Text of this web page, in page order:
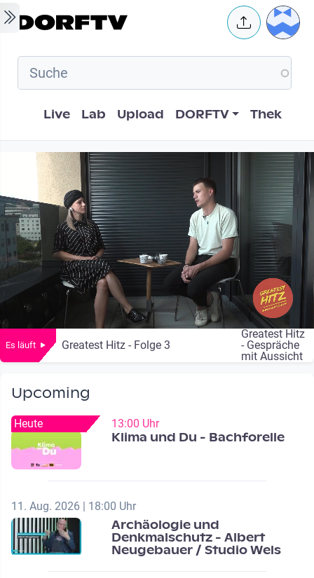
Skip to main content User
Hauptnavigation
Live Lab Upload DORFTV Thek
Es läuft Greatest Hitz - Folge 3
Greatest Hitz
- Gespräche
mit Aussicht
Upcoming
Heute 13:00 Uhr
Klima und Du - Bachforelle
11. Aug. 2026 | 18:00 Uhr
Archäologie und
Denkmalschutz - Albert
Neugebauer / Studio Wels